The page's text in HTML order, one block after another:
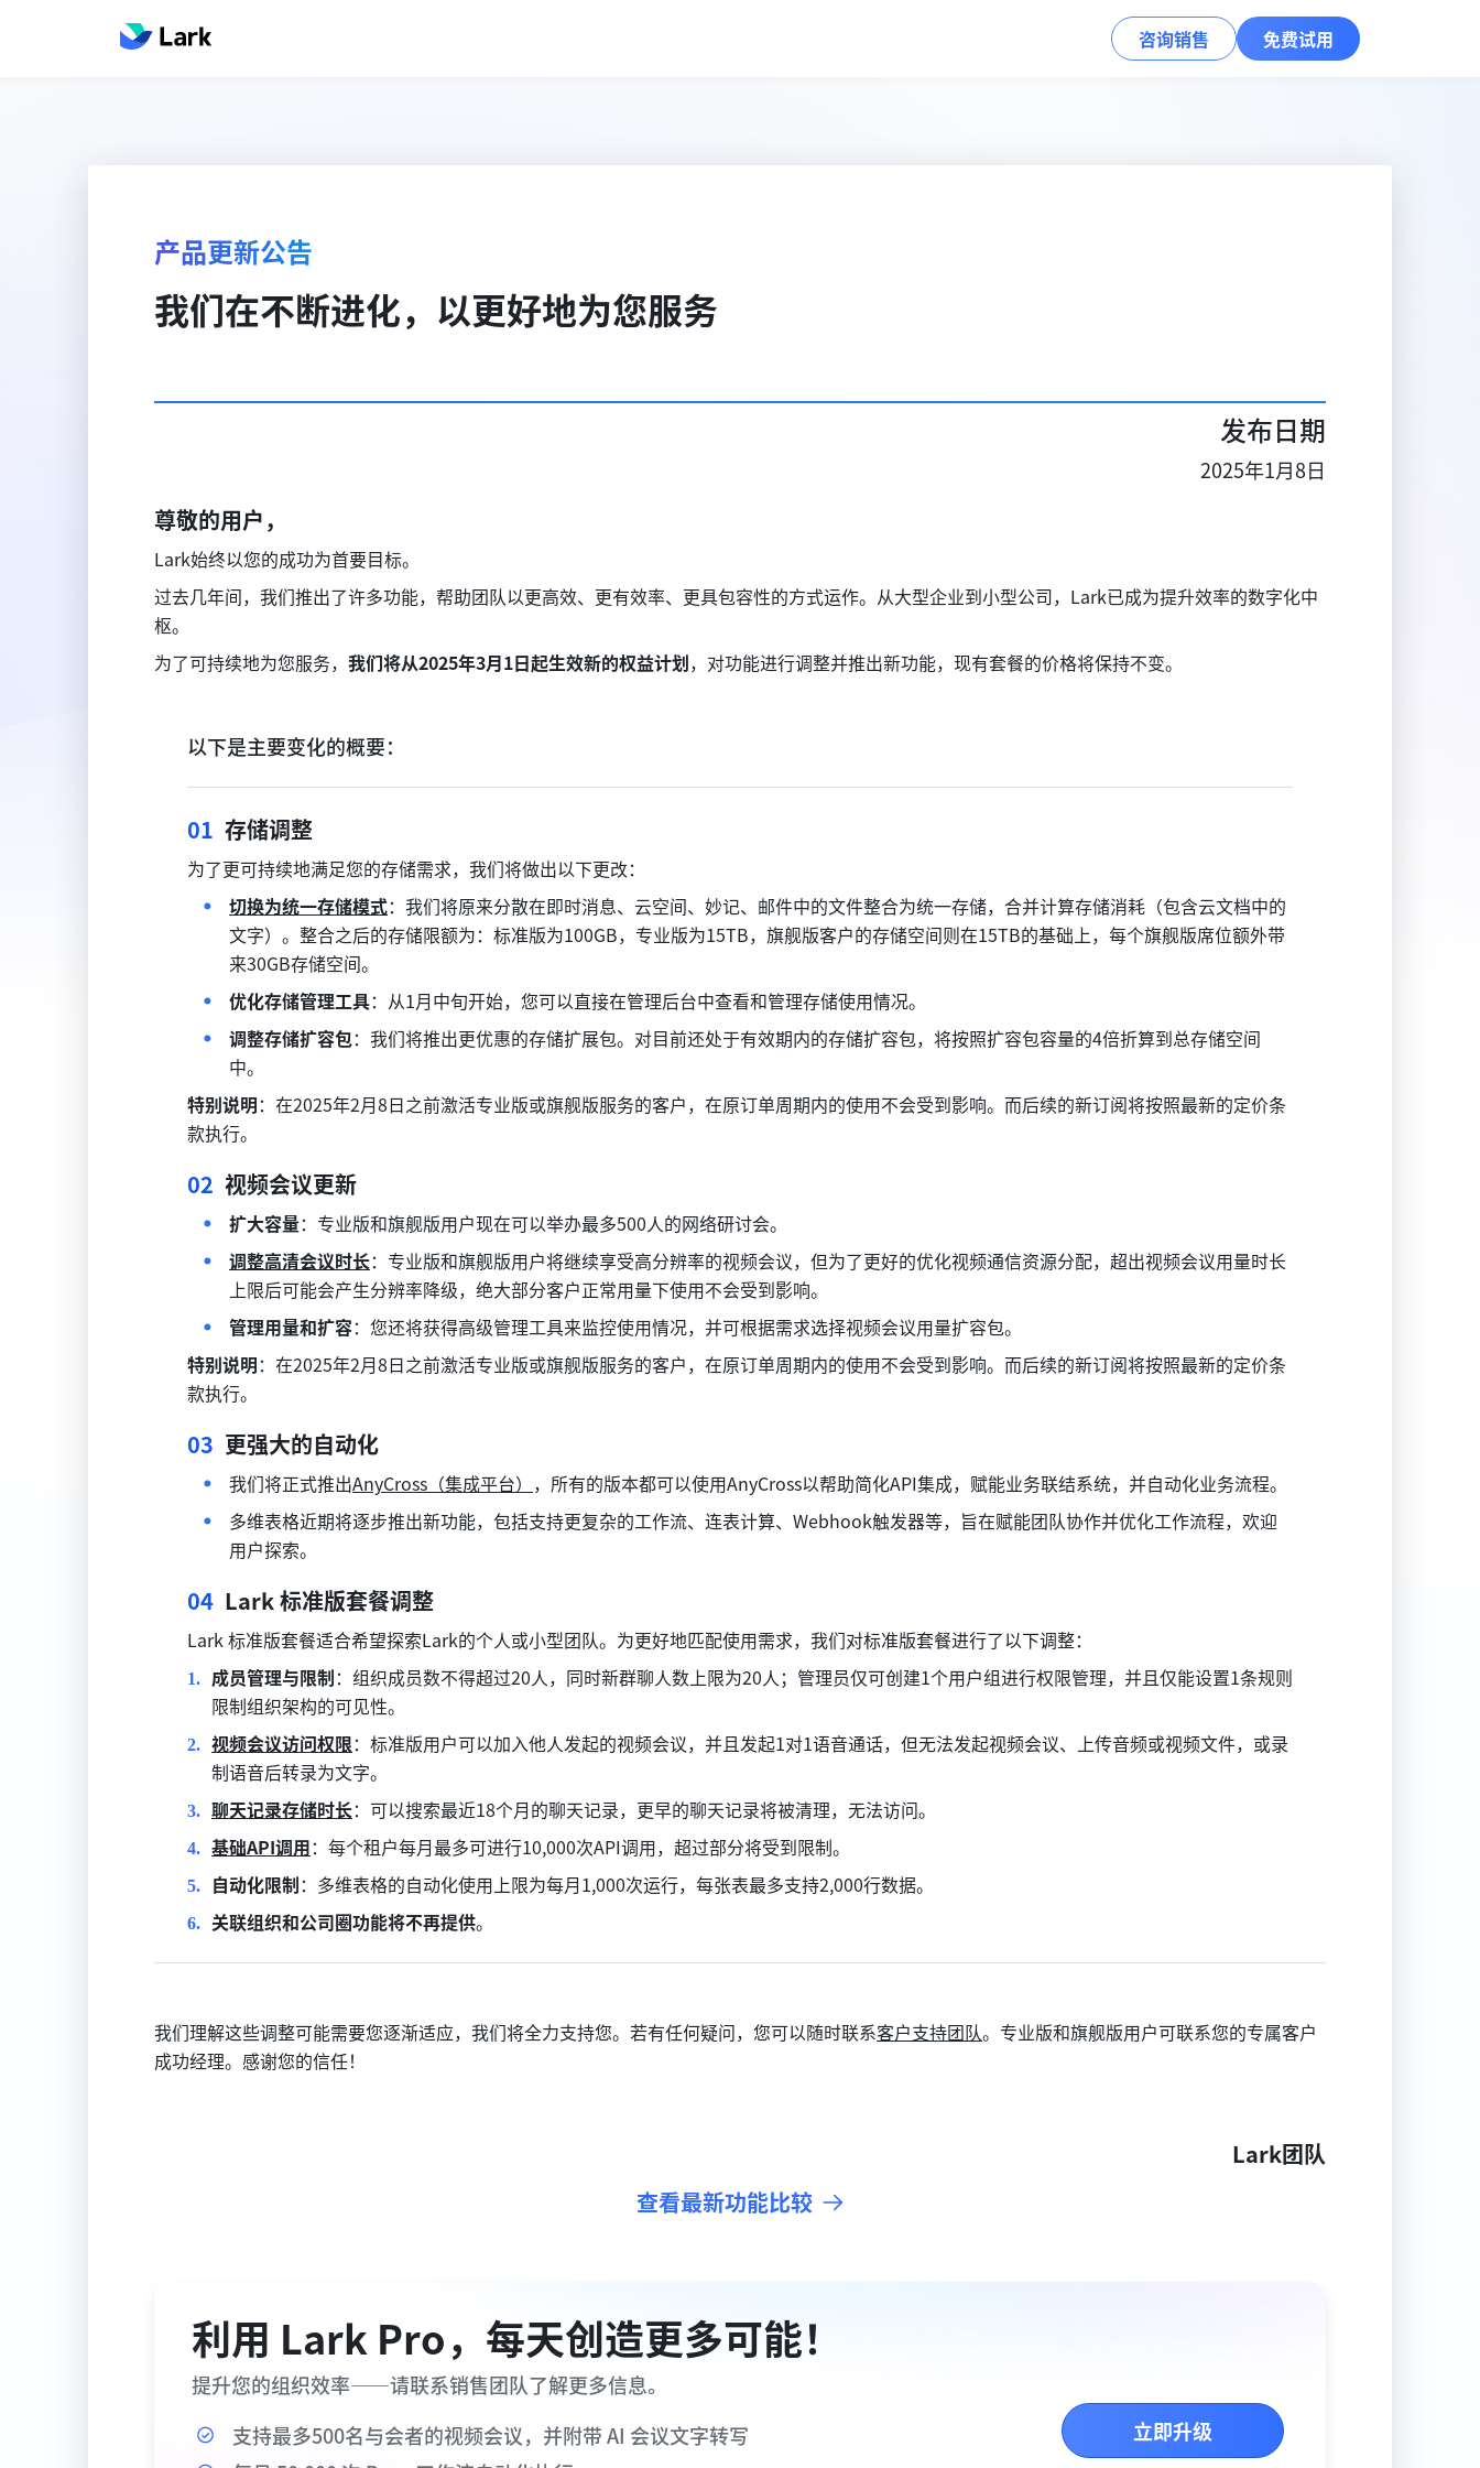
咨询销售 免费试用
产品更新公告
我们在不断进化，以更好地为您服务
发布日期
2025年1月8日
尊敬的用户，
Lark始终以您的成功为首要目标。
过去几年间，我们推出了许多功能，帮助团队以更高效、更有效率、更具包容性的方式运作。从大型企业到小型公司，Lark已成为提升效率的数字化中
枢。
为了可持续地为您服务， 我们将从2025年3月1日起生效新的权益计划，对功能进行调整并推出新功能，现有套餐的价格将保持不变。
以下是主要变化的概要：
01
  存储调整
为了更可持续地满足您的存储需求，我们将做出以下更改：
切换为统一存储模式：我们将原来分散在即时消息、云空间、妙记、邮件中的文件整合为统一存储，合并计算存储消耗（包含云文档中的
文字）。整合之后的存储限额为：标准版为100GB，专业版为15TB，旗舰版客户的存储空间则在15TB的基础上，每个旗舰版席位额外带
来30GB存储空间。
优化存储管理工具：从1月中旬开始，您可以直接在管理后台中查看和管理存储使用情况。
调整存储扩容包：我们将推出更优惠的存储扩展包。对目前还处于有效期内的存储扩容包，将按照扩容包容量的4倍折算到总存储空间
中。
特别说明：在2025年2月8日之前激活专业版或旗舰版服务的客户，在原订单周期内的使用不会受到影响。而后续的新订阅将按照最新的定价条
款执行。
02 视频会议更新
扩大容量：专业版和旗舰版用户现在可以举办最多500人的网络研讨会。
调整高清会议时长： 专业版和旗舰版用户将继续享受高分辨率的视频会议，但为了更好的优化视频通信资源分配，超出视频会议用量时长
上限后可能会产生分辨率降级，绝大部分客户正常用量下使用不会受到影响。
管理用量和扩容：您还将获得高级管理工具来监控使用情况，并可根据需求选择视频会议用量扩容包。
特别说明：在2025年2月8日之前激活专业版或旗舰版服务的客户，在原订单周期内的使用不会受到影响。而后续的新订阅将按照最新的定价条
款执行。
03
  更强大的自动化
我们将正式推出AnyCross（集成平台） ，所有的版本都可以使用AnyCross以帮助简化API集成，赋能业务联结系统，并自动化业务流程。
多维表格近期将逐步推出新功能，包括支持更复杂的工作流、连表计算、Webhook触发器等，旨在赋能团队协作并优化工作流程，欢迎
用户探索。
04
  Lark 标准版套餐调整
Lark 标准版套餐适合希望探索Lark的个人或小型团队。为更好地匹配使用需求，我们对标准版套餐进行了以下调整：
成员管理与限制：组织成员数不得超过20人，同时新群聊人数上限为20人；管理员仅可创建1个用户组进行权限管理，并且仅能设置1条规则
限制组织架构的可见性。
视频会议访问权限：标准版用户可以加入他人发起的视频会议，并且发起1对1语音通话，但无法发起视频会议、上传音频或视频文件，或录
制语音后转录为文字。
聊天记录存储时长：可以搜索最近18个月的聊天记录，更早的聊天记录将被清理，无法访问。
基础API调用：每个租户每月最多可进行10,000次API调用，超过部分将受到限制。
自动化限制：多维表格的自动化使用上限为每月1,000次运行，每张表最多支持2,000行数据。
关联组织和公司圈功能将不再提供。
我们理解这些调整可能需要您逐渐适应，我们将全力支持您。若有任何疑问，您可以随时联系客户支持团队。专业版和旗舰版用户可联系您的专属客户
成功经理。感谢您的信任！
Lark团队
查看最新功能比较
利用 Lark Pro，每天创造更多可能！
提升您的组织效率——请联系销售团队了解更多信息。
支持最多500名与会者的视频会议，并附带 AI 会议文字转写
立即升级